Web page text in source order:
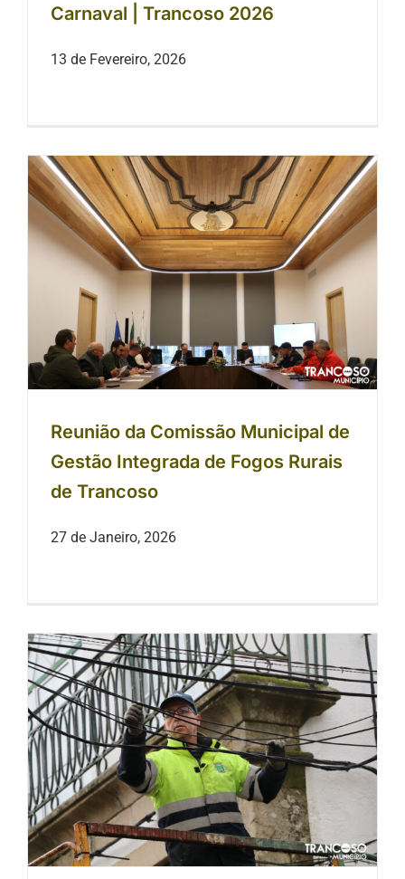
Carnaval | Trancoso 2026
13 de Fevereiro, 2026
Reunião da Comissão Municipal de
Gestão Integrada de Fogos Rurais
Reunião da Comissão Municipal de
Gestão Integrada de Fogos Rurais
de Trancoso
27 de Janeiro, 2026
Remoção de cabos obsoletos na Rua
da Corredoura melhora a imagem
urbana